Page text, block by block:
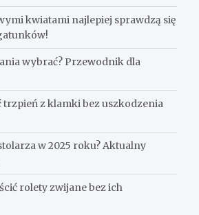
kwiatami najlepiej sprawdzą się
wybrać? Przewodnik dla
trzpień z klamki bez uszkodzenia
w 2025 roku? Aktualny
rolety zwijane bez ich